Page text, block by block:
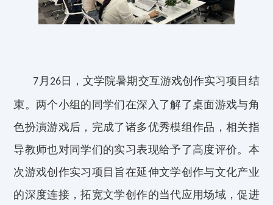
7 月 26日， 文学院暑期交互游戏创作实习项目结
束。两个小组的 同学们在深入了解了桌面游戏与角
色扮演游戏后，完成了诸多优秀模组作品 ，相关指
导教师也对同学们的实习表现给予了高度评价。本
次游戏创作实习项目旨在延伸文学创作与文化产业
的深度连接，拓宽文学创作的当代应用场域，促进